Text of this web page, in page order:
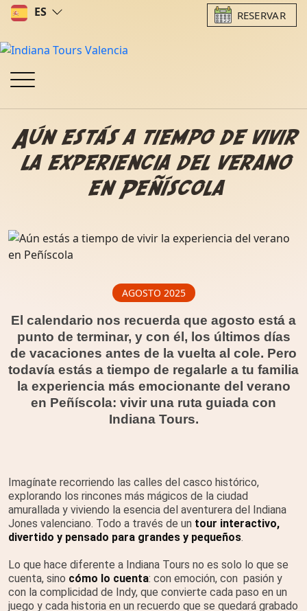
ES RESERVAR
Aún estás a tiempo de vivir
la experiencia del verano
en Peñíscola
AGOSTO 2025
El calendario nos recuerda que agosto está a
punto de terminar, y con él, los últimos días
de vacaciones antes de la vuelta al cole. Pero
todavía estás a tiempo de regalarle a tu familia
la experiencia más emocionante del verano
en Peñíscola: vivir una ruta guiada con
Indiana Tours.
Imagínate recorriendo las calles del casco histórico,
explorando los rincones más mágicos de la ciudad
amurallada y viviendo la esencia del aventurera del Indiana
Jones valenciano. Todo a través de un tour interactivo,
divertido y pensado para grandes y pequeños.
Lo que hace diferente a Indiana Tours no es solo lo que se
cuenta, sino cómo lo cuenta: con emoción, con pasión y
con la complicidad de Indy, que convierte cada paso en un
juego y cada historia en un recuerdo que se quedará grabado